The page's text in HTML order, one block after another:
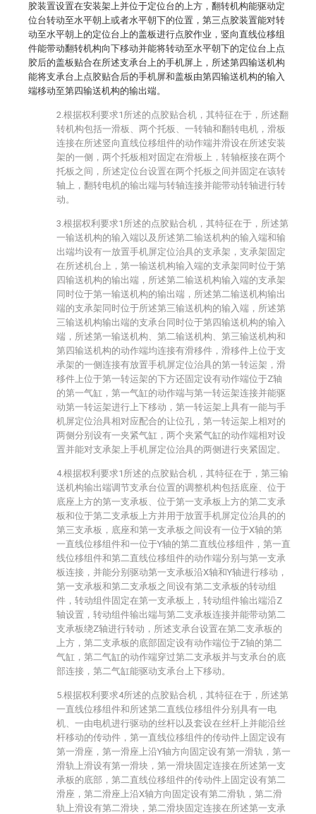
胶装置设置在安装架上并位于定位台的上方，翻转机构能驱动定
位台转动至水平朝上或者水平朝下的位置，第三点胶装置能对转
动至水平朝上的定位台上的盖板进行点胶作业，竖向直线位移组
件能带动翻转机构向下移动并能将转动至水平朝下的定位台上点
胶后的盖板贴合在所述支承台上的手机屏上，所述第四输送机构
能将支承台上点胶贴合后的手机屏和盖板由第四输送机构的输入
端移动至第四输送机构的输出端。
2.根据权利要求1所述的点胶贴合机，其特征在于，所述翻
转机构包括一滑板、两个托板、一转轴和翻转电机，滑板
连接在所述竖向直线位移组件的动作端并滑设在所述安装
架的一侧，两个托板相对固定在滑板上，转轴枢接在两个
托板之间，所述定位台设置在两个托板之间并固定在该转
轴上，翻转电机的输出端与转轴连接并能带动转轴进行转
动。
3.根据权利要求1所述的点胶贴合机，其特征在于，所述第
一输送机构的输入端以及所述第二输送机构的输入端和输
出端均设有一放置手机屏定位治具的支承架，支承架固定
在所述机台上，第一输送机构输入端的支承架同时位于第
四输送机构的输出端，所述第二输送机构输入端的支承架
同时位于第一输送机构的输出端，所述第二输送机构输出
端的支承架同时位于所述第三输送机构的输入端，所述第
三输送机构输出端的支承台同时位于第四输送机构的输入
端，所述第一输送机构、第二输送机构、第三输送机构和
第四输送机构的动作端均连接有滑移件，滑移件上位于支
承架的一侧连接有放置手机屏定位治具的第一转运架，滑
移件上位于第一转运架的下方还固定设有动作端位于Z轴
的第一气缸，第一气缸的动作端与第一转运架连接并能驱
动第一转运架进行上下移动，第一转运架上具有一能与手
机屏定位治具相对应配合的让位孔，第一转运架上相对的
两侧分别设有一夹紧气缸，两个夹紧气缸的动作端相对设
置并能对支承架上手机屏定位治具的两侧进行夹紧固定。
4.根据权利要求1所述的点胶贴合机，其特征在于，第三输
送机构输出端调节支承台位置的调整机构包括底座、位于
底座上方的第一支承板、位于第一支承板上方的第二支承
板和位于第二支承板上方并用于放置手机屏定位治具的的
第三支承板，底座和第一支承板之间设有一位于X轴的第
一直线位移组件和一位于Y轴的第二直线位移组件，第一直
线位移组件和第二直线位移组件的动作端分别与第一支承
板连接，并能分别驱动第一支承板沿X轴和Y轴进行移动，
第一支承板和第二支承板之间设有第二支承板的转动组
件，转动组件固定在第一支承板上，转动组件输出端沿Z
轴设置，转动组件输出端与第二支承板连接并能带动第二
支承板绕Z轴进行转动，所述支承台设置在第二支承板的
上方，第二支承板的底部固定设有动作端位于Z轴的第二
气缸，第二气缸的动作端穿过第二支承板并与支承台的底
部连接，第二气缸能驱动支承台上下移动。
5.根据权利要求4所述的点胶贴合机，其特征在于，所述第
一直线位移组件和所述第二直线位移组件分别具有一电
机、一由电机进行驱动的丝杆以及套设在丝杆上并能沿丝
杆移动的传动件，第一直线位移组件的传动件上固定设有
第一滑座，第一滑座上沿Y轴方向固定设有第一滑轨，第一
滑轨上滑设有第一滑块，第一滑块固定连接在所述第一支
承板的底部，第二直线位移组件的传动件上固定设有第二
滑座，第二滑座上沿X轴方向固定设有第二滑轨，第二滑
轨上滑设有第二滑块，第二滑块固定连接在所述第一支承